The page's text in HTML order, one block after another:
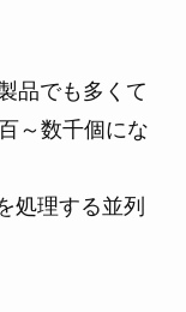
品でも多くて
～数千個にな
処理する並列